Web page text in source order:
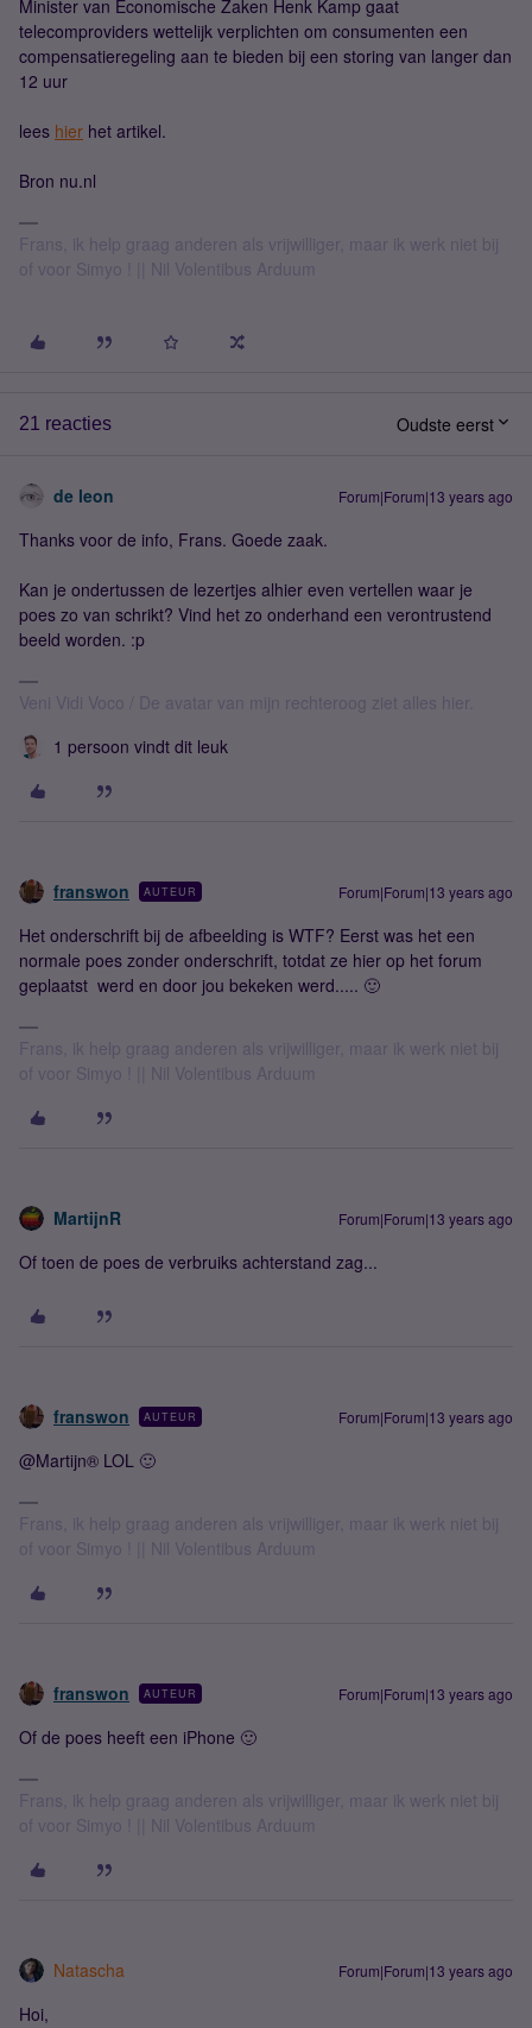
Minister van Economische Zaken Henk Kamp gaat
telecomproviders wettelijk verplichten om consumenten een
compensatieregeling aan te bieden bij een storing van langer dan
12 uur
lees hier het artikel.
Bron nu.nl
Frans, ik help graag anderen als vrijwilliger, maar ik werk niet bij
of voor Simyo ! || Nil Volentibus Arduum
21 reacties Oudste eerst
de leon Forum|Forum|13 years ago
Thanks voor de info, Frans. Goede zaak.
Kan je ondertussen de lezertjes alhier even vertellen waar je
poes zo van schrikt? Vind het zo onderhand een verontrustend
beeld worden. :p
Veni Vidi Voco / De avatar van mijn rechteroog ziet alles hier.
1 persoon vindt dit leuk
franswon AUTEUR Forum|Forum|13 years ago
Het onderschrift bij de afbeelding is WTF? Eerst was het een
normale poes zonder onderschrift, totdat ze hier op het forum
geplaatst werd en door jou bekeken werd..... 🙂
Frans, ik help graag anderen als vrijwilliger, maar ik werk niet bij
of voor Simyo ! || Nil Volentibus Arduum
MartijnR Forum|Forum|13 years ago
Of toen de poes de verbruiks achterstand zag...
franswon AUTEUR Forum|Forum|13 years ago
@Martijn® LOL 🙂
Frans, ik help graag anderen als vrijwilliger, maar ik werk niet bij
of voor Simyo ! || Nil Volentibus Arduum
franswon AUTEUR Forum|Forum|13 years ago
Of de poes heeft een iPhone 🙂
Frans, ik help graag anderen als vrijwilliger, maar ik werk niet bij
of voor Simyo ! || Nil Volentibus Arduum
Natascha Forum|Forum|13 years ago
Hoi,